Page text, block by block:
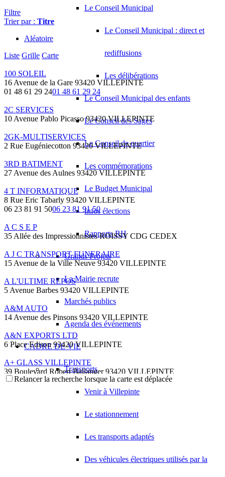
Le Conseil Municipal
Le Conseil Municipal : direct et
rediffusions
Les délibérations
Le Conseil Municipal des enfants
Le Conseil des Sages
Le Conseil de quartier
Les commémorations
Le Budget Municipal
Infos élections
Rapports RH
Grands Projets
La Mairie recrute
Marchés publics
Agenda des événements
CADRE DE VIE
Transports
Venir à Villepinte
Le stationnement
Les transports adaptés
Des véhicules électriques utilisés par la
Filtre
Trier par : Titre
Aléatoire
Liste Grille Carte
100 SOLEIL
16 Avenue de la Gare 93420 VILLEPINTE
01 48 61 29 2401 48 61 29 24
2C SERVICES
10 Avenue Pablo Picasso 93420 VILLEPINTE
2GK-MULTISERVICES
2 Rue Eugéniecotton 93420 VILLEPINTE
3RD BATIMENT
27 Avenue des Aulnes 93420 VILLEPINTE
4 T INFORMATIQUE
8 Rue Eric Tabarly 93420 VILLEPINTE
06 23 81 91 5006 23 81 91 50
A C S E P
35 Allée des Impressionnistes ROISSY CDG CEDEX
A J C TRANSPORT FUNERAIRE
15 Avenue de la Ville Neuve 93420 VILLEPINTE
A L'ULTIME REPOS
5 Avenue Barbes 93420 VILLEPINTE
A&M AUTO
14 Avenue des Pinsons 93420 VILLEPINTE
A&N EXPORTS LTD
6 Place Edison 93420 VILLEPINTE
A+ GLASS VILLEPINTE
39 Boulevard Robert Ballanger 93420 VILLEPINTE
01 41 52 34 7801 41 52 34 78
A.B METAL SERRURERIE METALLLERIE
21 Avenue du Chemin de Fer 93420 Villepinte
Relancer la recherche lorsque la carte est déplacée